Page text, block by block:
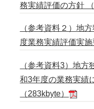
務実績評価の方針
（参考資料２）地
度業務実績評価実
（参考資料3）地
和3年度の業務実績
（283kbyte）